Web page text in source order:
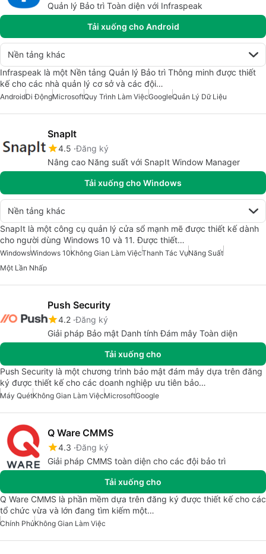
Quản lý Bảo trì Toàn diện với Infraspeak
Tải xuống cho Android
Nền tảng khác
Infraspeak là một Nền tảng Quản lý Bảo trì Thông minh được thiết
kế cho các nhà quản lý cơ sở và các đội…
AndroidDi ĐộngMicrosoftQuy Trình Làm ViệcGoogleQuản Lý Dữ Liệu
SnapIt
4.5 Đăng ký
Nâng cao Năng suất với SnapIt Window Manager
Tải xuống cho Windows
Nền tảng khác
SnapIt là một công cụ quản lý cửa sổ mạnh mẽ được thiết kế dành
cho người dùng Windows 10 và 11. Được thiết…
WindowsWindows 10Không Gian Làm ViệcThanh Tác VụNăng Suất
Một Lần Nhấp
Push Security
4.2 Đăng ký
Giải pháp Bảo mật Danh tính Đám mây Toàn diện
Tải xuống cho
Push Security là một chương trình bảo mật đám mây dựa trên đăng
ký được thiết kế cho các doanh nghiệp ưu tiên bảo…
Máy QuétKhông Gian Làm ViệcMicrosoftGoogle
Q Ware CMMS
4.3 Đăng ký
Giải pháp CMMS toàn diện cho các đội bảo trì
Tải xuống cho
Q Ware CMMS là phần mềm dựa trên đăng ký được thiết kế cho các
tổ chức vừa và lớn đang tìm kiếm một…
Chính PhủKhông Gian Làm Việc